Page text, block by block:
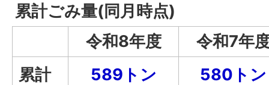
累計ごみ量(同月時点)
令和8年度
令和7年
累計
589トン
580トン